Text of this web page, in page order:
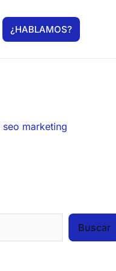
¿HABLAMOS?
Buscar